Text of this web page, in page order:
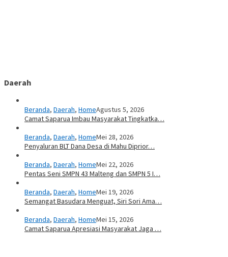
Daerah
Beranda, Daerah, HomeAgustus 5, 2026
Camat Saparua Imbau Masyarakat Tingkatka…
Beranda, Daerah, HomeMei 28, 2026
Penyaluran BLT Dana Desa di Mahu Diprior…
Beranda, Daerah, HomeMei 22, 2026
Pentas Seni SMPN 43 Malteng dan SMPN 5 I…
Beranda, Daerah, HomeMei 19, 2026
Semangat Basudara Menguat, Siri Sori Ama…
Beranda, Daerah, HomeMei 15, 2026
Camat Saparua Apresiasi Masyarakat Jaga …